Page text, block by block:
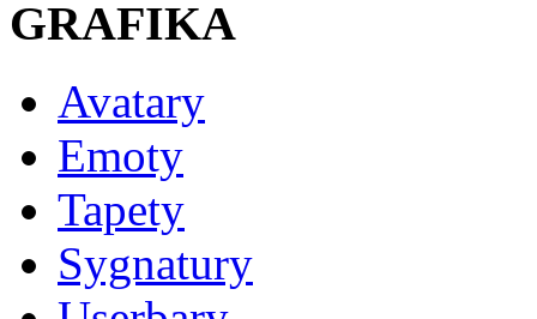
GRAFIKA
Avatary
Emoty
Tapety
Sygnatury